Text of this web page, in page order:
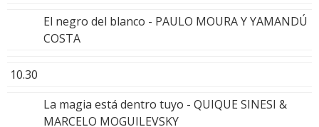
El negro del blanco - PAULO MOURA Y YAMANDÚ
COSTA
10.30
La magia está dentro tuyo - QUIQUE SINESI &
MARCELO MOGUILEVSKY